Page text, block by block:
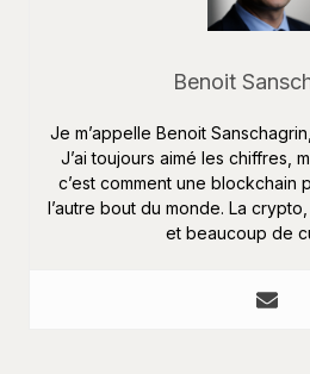
Benoit
Je m’appelle Benoit
J’ai toujours aimé les chiffres,
c’est comment une blockchain
l’autre bout du monde. La
et beaucoup de